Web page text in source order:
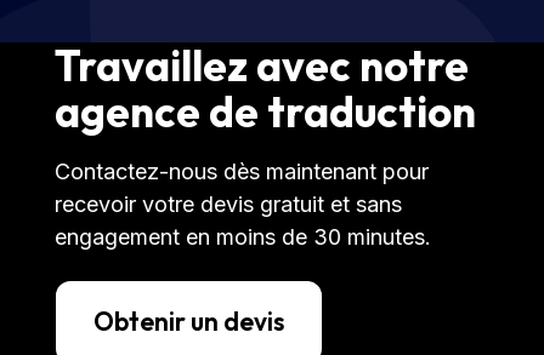
Travaillez avec notre
agence de traduction
Contactez-nous dès maintenant pour
recevoir votre devis gratuit et sans
engagement en moins de 30 minutes.
Obtenir un devis